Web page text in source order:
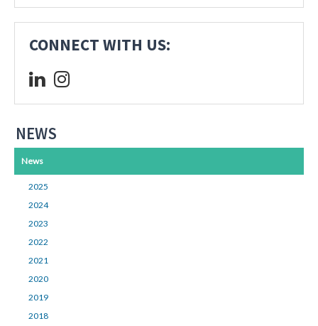
CONNECT WITH US:
NEWS
News
2025
2024
2023
2022
2021
2020
2019
2018